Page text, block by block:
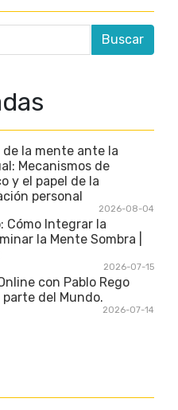
la mente ante la
Mecanismos de
y el papel de la
personal
2026-08-04
Cómo Integrar la
la Mente Sombra |
2026-07-15
con Pablo Rego
del Mundo.
2026-07-14